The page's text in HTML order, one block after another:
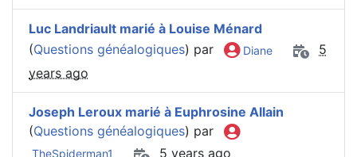
Luc Landriault marié à Louise Ménard
(Questions généalogiques) par Diane
5
years ago
Joseph Leroux marié à Euphrosine Allain
(Questions généalogiques) par
TheSpiderman1 5 years ago